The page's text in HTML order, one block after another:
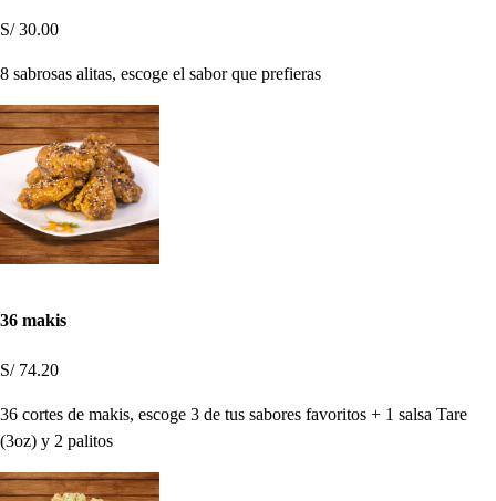
S/ 30.00
8 sabrosas alitas, escoge el sabor que prefieras
36 makis
S/ 74.20
36 cortes de makis, escoge 3 de tus sabores favoritos + 1 salsa Tare
(3oz) y 2 palitos